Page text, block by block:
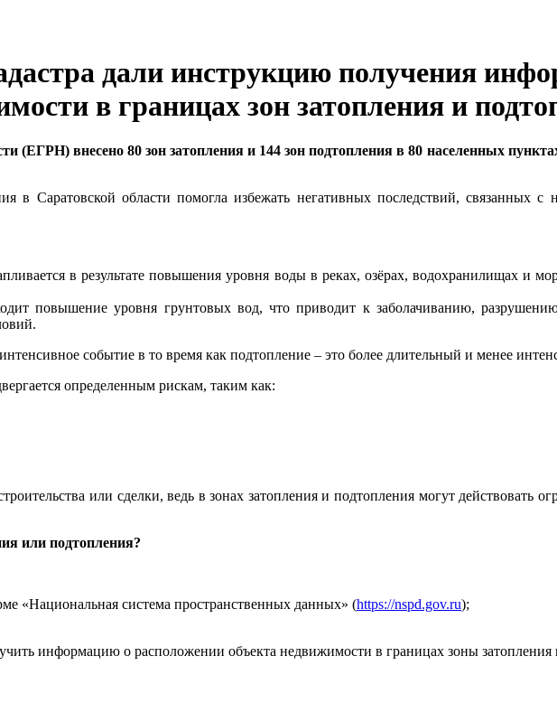
дали инструкцию получения
в границах зон затопления и
(ЕГРН) внесено 80 зон затопления и 144 зон подтопления в 80 населенных
Саратовской области помогла избежать негативных последствий, связанных с
в результате повышения уровня воды в реках, озёрах, водохранилищах и
повышение уровня грунтовых вод, что приводит к заболачиванию,
событие в то время как подтопление – это более длительный и менее
определенным рискам, таким как:
или сделки, ведь в зонах затопления и подтопления могут действовать
или подтопления?
«Национальная система пространственных данных» (https://nspd.gov.ru);
информацию о расположении объекта недвижимости в границах зоны затопления